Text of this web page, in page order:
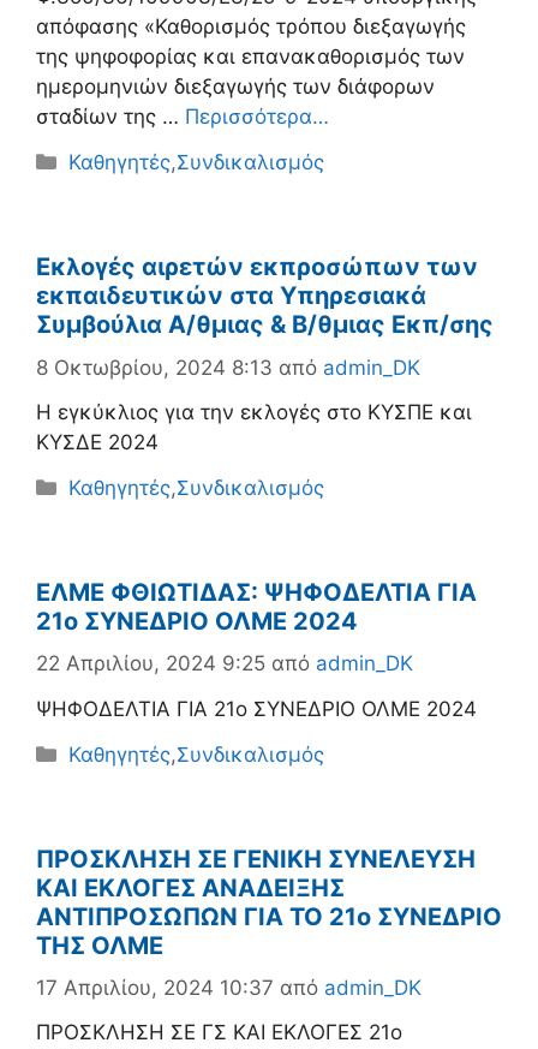
απόφασης «Καθορισμός τρόπου διεξαγωγής
της ψηφοφορίας και επανακαθορισμός των
ημερομηνιών διεξαγωγής των διάφορων
σταδίων της … Περισσότερα…
Κατηγορίες
Καθηγητές,Συνδικαλισμός
Εκλογές αιρετών εκπροσώπων των
εκπαιδευτικών στα Υπηρεσιακά
Συμβούλια Α/θμιας & Β/θμιας Εκπ/σης
8 Οκτωβρίου, 2024 8:13 από admin_DK
Η εγκύκλιος για την εκλογές στο ΚΥΣΠΕ και
ΚΥΣΔΕ 2024
Κατηγορίες
Καθηγητές,Συνδικαλισμός
ΕΛΜΕ ΦΘΙΩΤΙΔΑΣ: ΨΗΦΟΔΕΛΤΙΑ ΓΙΑ
21ο ΣΥΝΕΔΡΙΟ ΟΛΜΕ 2024
22 Απριλίου, 2024 9:25 από admin_DK
ΨΗΦΟΔΕΛΤΙΑ ΓΙΑ 21ο ΣΥΝΕΔΡΙΟ ΟΛΜΕ 2024
Κατηγορίες
Καθηγητές,Συνδικαλισμός
ΠΡΟΣΚΛΗΣΗ ΣΕ ΓΕΝΙΚΗ ΣΥΝΕΛΕΥΣΗ
ΚΑΙ ΕΚΛΟΓΕΣ ΑΝΑΔΕΙΞΗΣ
ΑΝΤΙΠΡΟΣΩΠΩΝ ΓΙΑ ΤΟ 21ο ΣΥΝΕΔΡΙΟ
ΤΗΣ ΟΛΜΕ
17 Απριλίου, 2024 10:37 από admin_DK
ΠΡΟΣΚΛΗΣΗ ΣΕ ΓΣ ΚΑΙ ΕΚΛΟΓΕΣ 21ο